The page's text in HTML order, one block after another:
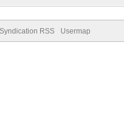
Syndication RSS Usermap